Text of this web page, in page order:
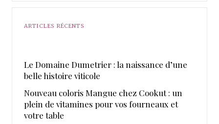
ARTICLES RÉCENTS
Le Domaine Dumetrier : la naissance d’une
belle histoire viticole
Nouveau coloris Mangue chez Cookut : un
plein de vitamines pour vos fourneaux et
votre table